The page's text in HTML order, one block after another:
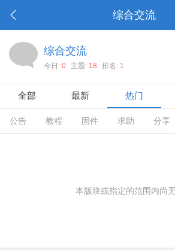
综合交流
综合交流
今日: 0 主题: 18 排名: 1
全部 最新 热门
公告 教程 固件 求助 分享
本版块或指定的范围内尚